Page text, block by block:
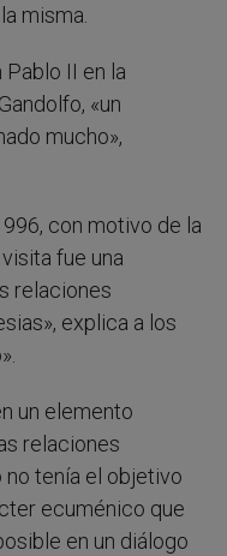
misma.
II en la
«un
mucho»,
con motivo de la
fue una
relaciones
explica a los
un elemento
relaciones
tenía el objetivo
ecuménico que
en un diálogo